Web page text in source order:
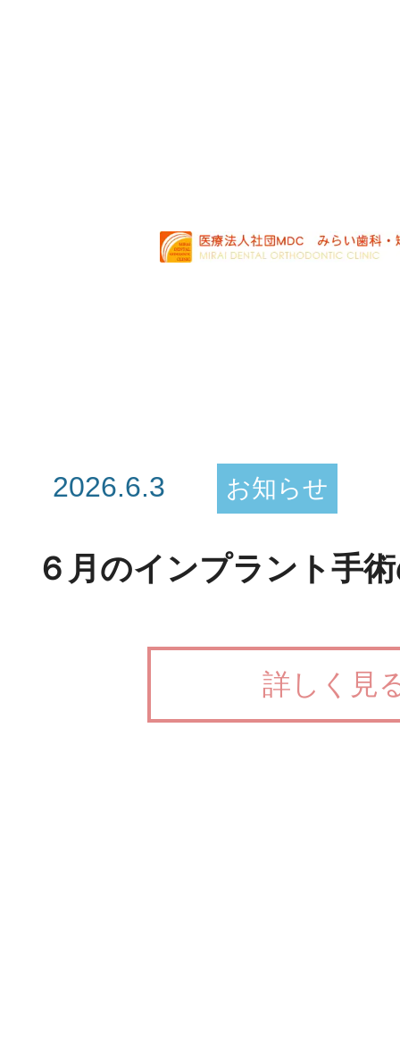
2026.6.3 お知らせ
６月のインプラント手
詳しく見